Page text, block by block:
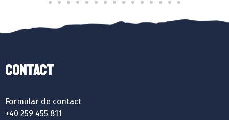
Contact
Formular de contact
+40 259 455 811